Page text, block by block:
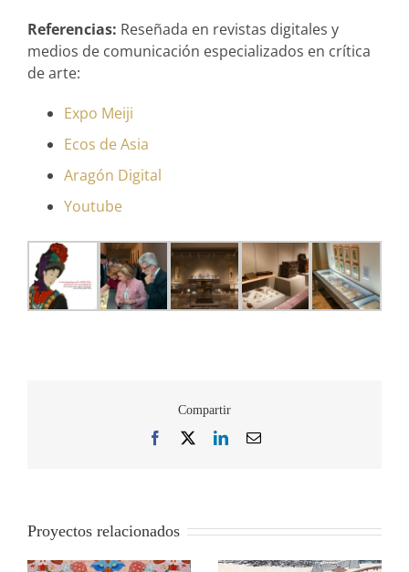
Referencias: Reseñada en revistas digitales y
medios de comunicación especializados en crítica
de arte:
Expo Meiji
Ecos de Asia
Aragón Digital
Youtube
Compartir
Facebook LinkedInCorreo
Proyectos relacionados